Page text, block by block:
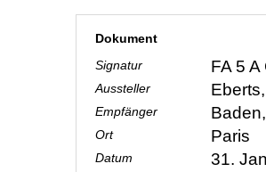
Dokument
Signatur
FA 5
Aussteller
Empfänger
Ort Paris
Datum 31.